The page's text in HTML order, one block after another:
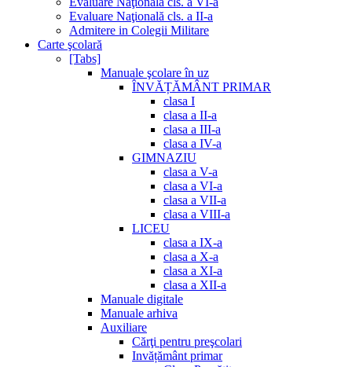
Evaluare Naţională cls. a II-a
Admitere in Colegii Militare
Carte şcolară
[Tabs]
Manuale şcolare în uz
ÎNVĂȚĂMÂNT PRIMAR
clasa I
clasa a II-a
clasa a III-a
clasa a IV-a
GIMNAZIU
clasa a V-a
clasa a VI-a
clasa a VII-a
clasa a VIII-a
LICEU
clasa a IX-a
clasa a X-a
clasa a XI-a
clasa a XII-a
Manuale digitale
Manuale arhiva
Auxiliare
Cărţi pentru preşcolari
Invățământ primar